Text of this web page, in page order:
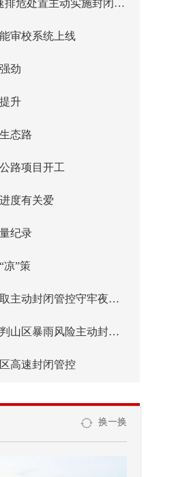
甘肃205省道抓好快速排危处置主动实施封闭管控
审校系统上线
劲
升
态路
路项目开工
度有关爱
纪录
凉”策
四川成会高速及时采取主动封闭管控守牢夜间安全防线
云南昭泸高速及时研判山区暴雨风险主动封闭管控
高速封闭管控
换一换